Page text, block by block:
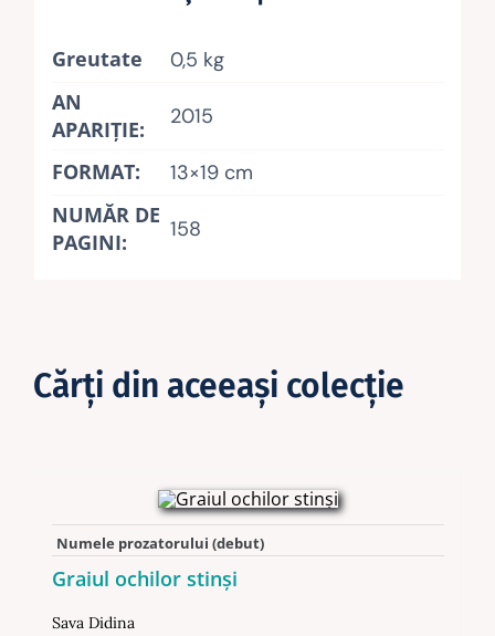
Greutate
0,5 kg
AN
APARIŢIE:
2015
FORMAT:
13×19 cm
NUMĂR DE
PAGINI:
158
Cărţi din aceeaşi colecţie
Numele prozatorului (debut)
Graiul ochilor stinși
Sava Didina